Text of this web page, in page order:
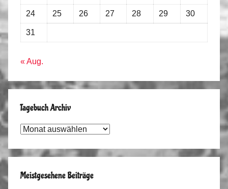
24 25 26 27 28 29 30
31
« Aug.
Tagebuch Archiv
Tagebuch
Meistgesehene Beiträge